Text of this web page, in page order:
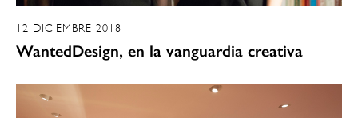
12 DICIEMBRE 2018
WantedDesign, en la vanguardia creativa